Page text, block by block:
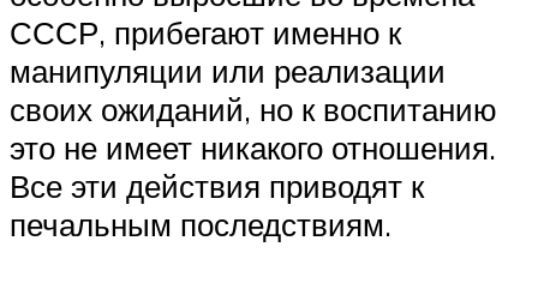
СССР, прибегают именно к
манипуляции или реализации
своих ожиданий, но к воспитанию
это не имеет никакого отношения.
Все эти действия приводят к
печальным последствиям.